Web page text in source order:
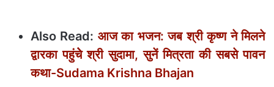
Also Read: आज का भजन: जब श्री कृष्‍ण ने मिलने
द्वारका पहुंचेे श्री सुदामा, सुनें मित्रता की सबसे पावन
कथा-Sudama Krishna Bhajan